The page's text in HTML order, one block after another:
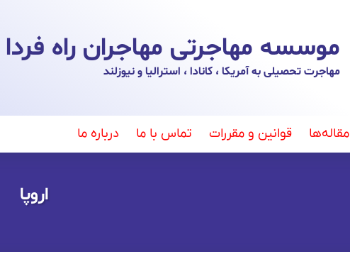
موسسه مهاجرتی مهاجران راه فردا
مهاجرت تحصیلی به آمریکا ، کانادا ، استرالیا و نیوزلند
مقاله‌ها قوانین و مقررات تماس با ما درباره ما
اروپا